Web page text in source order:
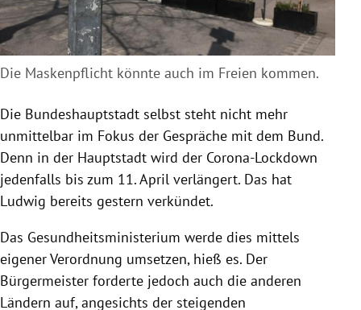
Die Maskenpflicht könnte auch im Freien kommen.
Die Bundeshauptstadt selbst steht nicht mehr
unmittelbar im Fokus der Gespräche mit dem Bund.
Denn in der Hauptstadt wird der Corona-Lockdown
jedenfalls bis zum 11. April verlängert. Das hat
Ludwig bereits gestern verkündet.
Das Gesundheitsministerium werde dies mittels
eigener Verordnung umsetzen, hieß es. Der
Bürgermeister forderte jedoch auch die anderen
Ländern auf, angesichts der steigenden